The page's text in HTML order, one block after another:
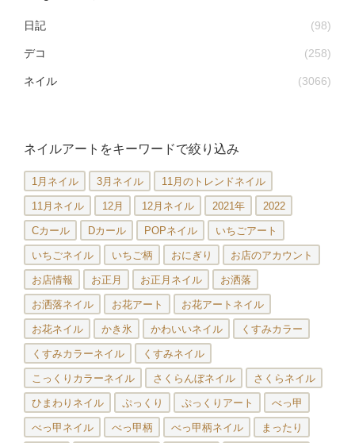
日記 (98)
デコ (258)
ネイル (3066)
ネイルアートをキーワードで絞り込み
1月ネイル 3月ネイル 11月のトレンドネイル
11月ネイル 12月 12月ネイル 2021年 2022
Cカール Dカール POPネイル いちごアート
いちごネイル いちご柄 おにぎり お店のアカウント
お店情報 お正月 お正月ネイル お洒落
お洒落ネイル お花アート お花アートネイル
お花ネイル かき氷 かわいいネイル くすみカラー
くすみカラーネイル くすみネイル
こっくりカラーネイル さくらんぼネイル さくらネイル
ひまわりネイル ぷっくり ぷっくりアート べっ甲
べっ甲ネイル べっ甲柄 べっ甲柄ネイル まったり